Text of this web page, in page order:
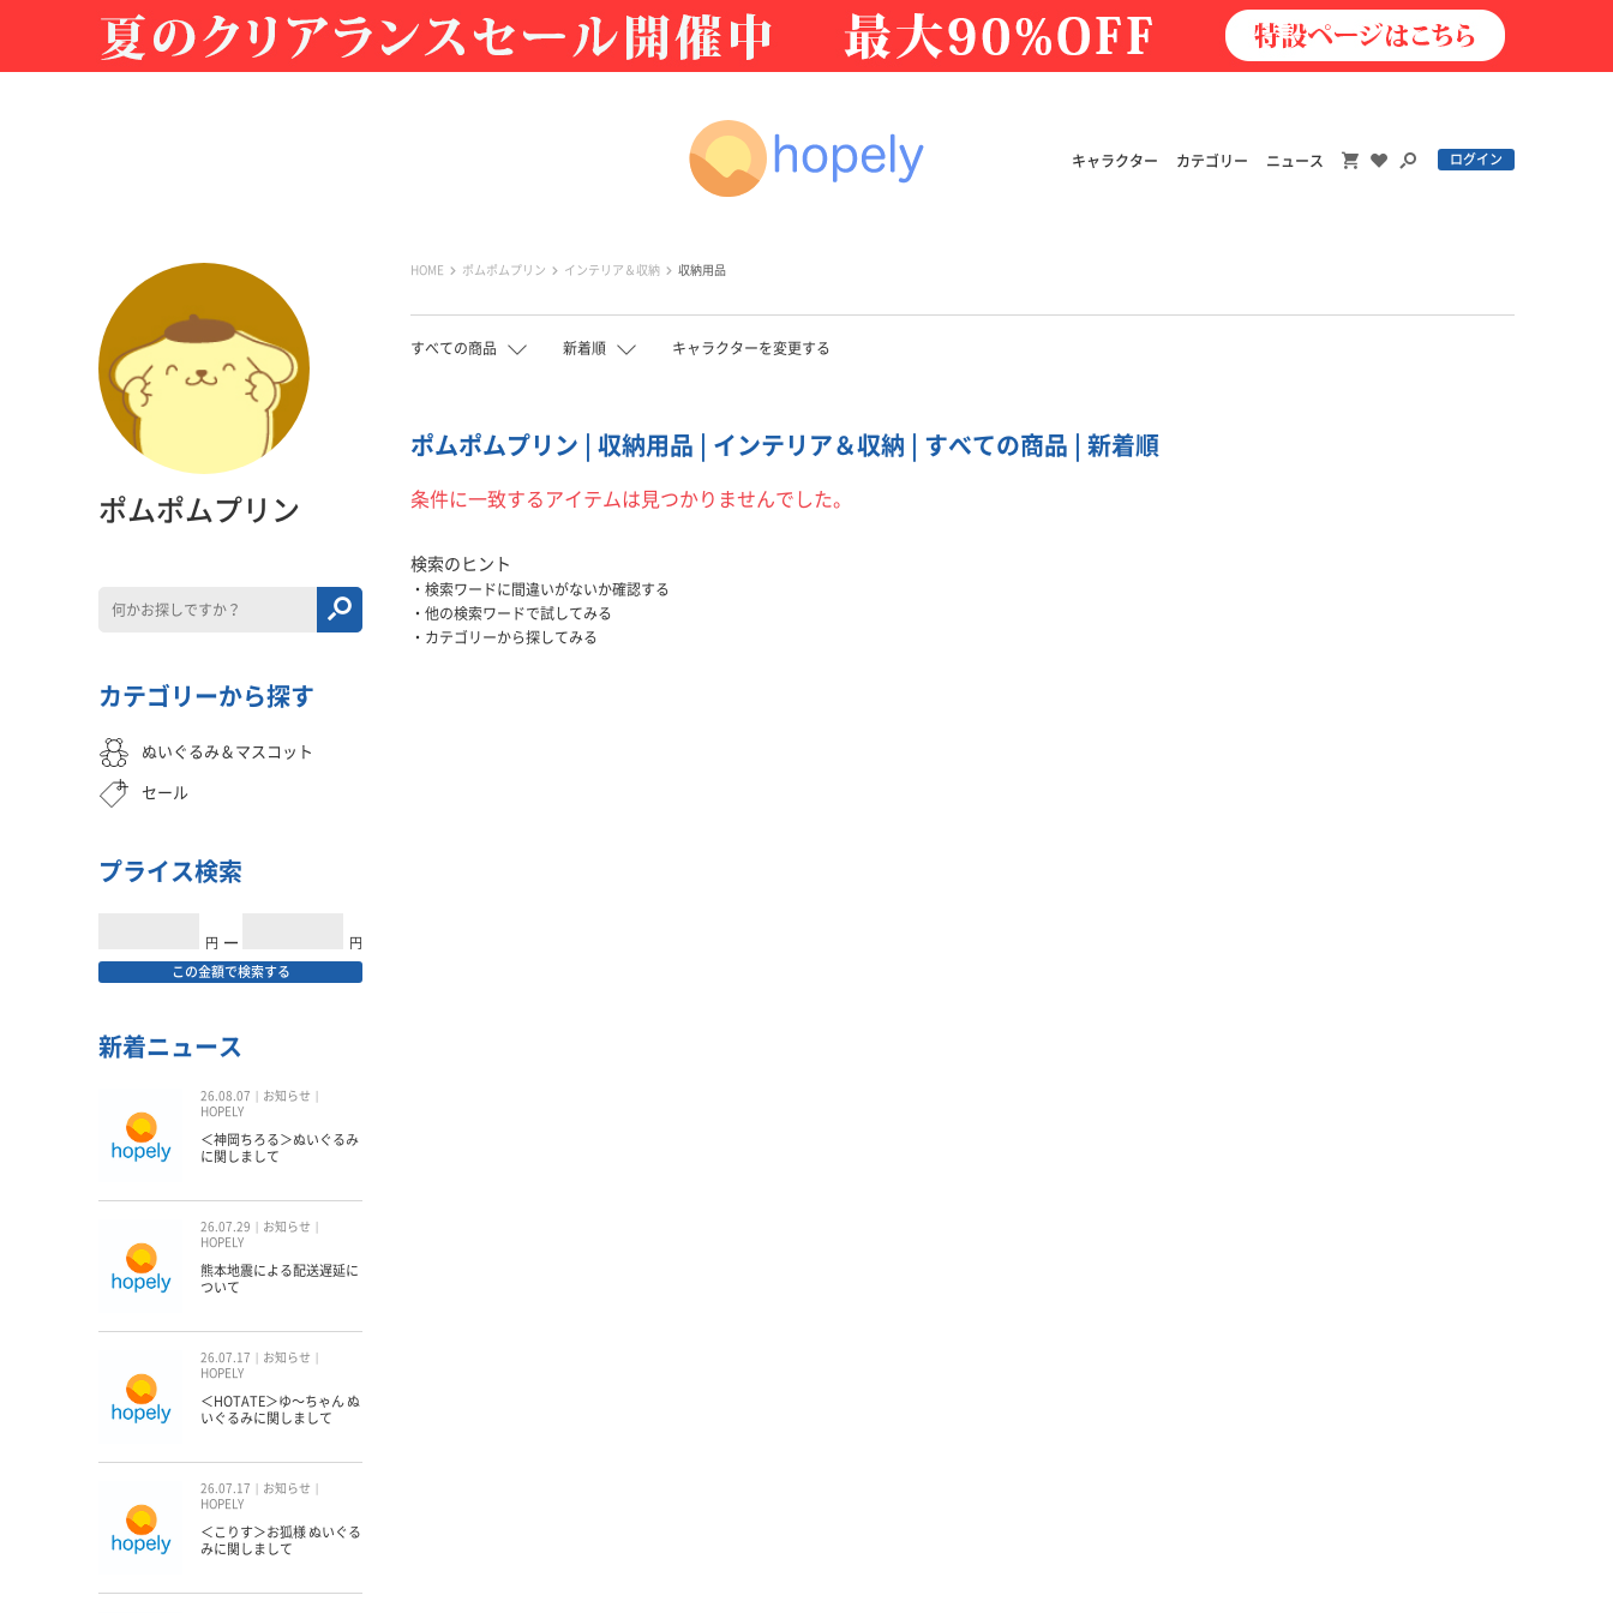
キャラクター カテゴリー ニュース ログイン
HOME ポムポムプリン インテリア＆収納 収納用品
すべての商品 新着順 キャラクターを変更する
ポムポムプリン | 収納用品 | インテリア＆収納 | すべての商品 | 新着順
条件に一致するアイテムは見つかりませんでした。
検索のヒント
検索ワードに間違いがないか確認する
他の検索ワードで試してみる
カテゴリーから探してみる
ポムポムプリン
カテゴリーから探す
ぬいぐるみ＆マスコット
セール
プライス検索
円 ━ 円
この金額で検索する
新着ニュース
26.08.07
お知らせ
HOPELY
＜神岡ちろる＞ぬいぐるみ
に関しまして
26.07.29
お知らせ
HOPELY
熊本地震による配送遅延に
ついて
26.07.17
お知らせ
HOPELY
＜HOTATE＞ゆ〜ちゃん ぬ
いぐるみに関しまして
26.07.17
お知らせ
HOPELY
＜こりす＞お狐様 ぬいぐる
みに関しまして